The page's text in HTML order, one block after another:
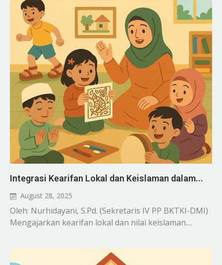
Integrasi Kearifan Lokal dan Keislaman dalam...
August 28, 2025
Oleh: Nurhidayani, S.Pd. (Sekretaris IV PP BKTKI-DMI)
Mengajarkan kearifan lokal dan nilai keislaman....